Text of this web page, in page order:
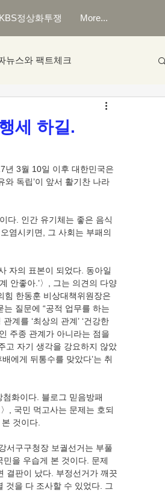
KBS정상화투쟁 More...
뉴스와 팩트체크
세 하길.
년 3월 10일 이후 대한민국은
와 독립’이 앞서 활기찬 나라
다. 인간 유기체는 좋은 음식
염시키면, 그 사회는 부패의
자의 표본이 되었다. 동아일
안좋아.’〉, 그는 의견의 다양
힘 한동훈 비상대책위원장은
질문에 “공적 업무를 하는
계를 ‘최상의 관계’ ‘건강한
주종 관계가 아니라는 점을
고 자기 생각을 강요하지 않았
에게 뒤통수를 맞았다’는 취
화이다. 블로그 믿음방패
, 국민 먹고사는 문제는 호되
것이다.
서구구청장 보궐선거는 부풀
을 우습게 본 것이다. 문제
결판이 났다. 부정선거가 깨끗
것을 다 조사할 수 있었다. 그